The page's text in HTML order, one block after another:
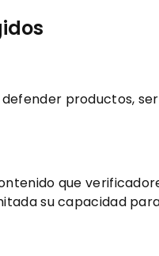
productos,
que
su capacidad